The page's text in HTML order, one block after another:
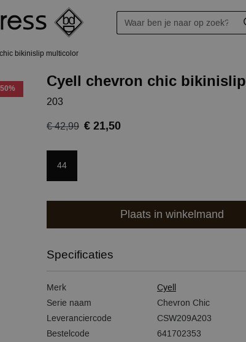
bikinislip multicolor
Cyell chevron chic bikinislip
203
€ 42,99 € 21,50
44
Plaats in winkelmand
Specificaties
Merk
Cyell
Serie naam
Chevron Chic
Leveranciercode
CSW209A203
Bestelcode
641702353